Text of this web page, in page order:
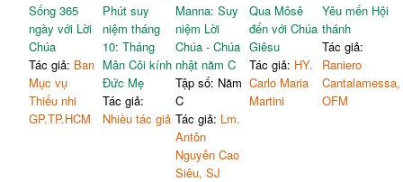
Sống 365
ngày với Lời
Chúa
Tác giả: Ban
Mục vụ
Thiếu nhi
GP.TP.HCM
Phút suy
niệm tháng
10: Tháng
Mân Côi kính
Đức Mẹ
Tác giả:
Nhiều tác giả
Manna: Suy
niệm Lời
Chúa - Chúa
nhật năm C
Tập số: Năm
C
Tác giả: Lm.
Antôn
Nguyễn Cao
Siêu, SJ
Qua Môsê
đến với Chúa
Giêsu
Tác giả: HY.
Carlo Maria
Martini
Yêu mến Hội
thánh
Tác giả:
Raniero
Cantalamessa,
OFM